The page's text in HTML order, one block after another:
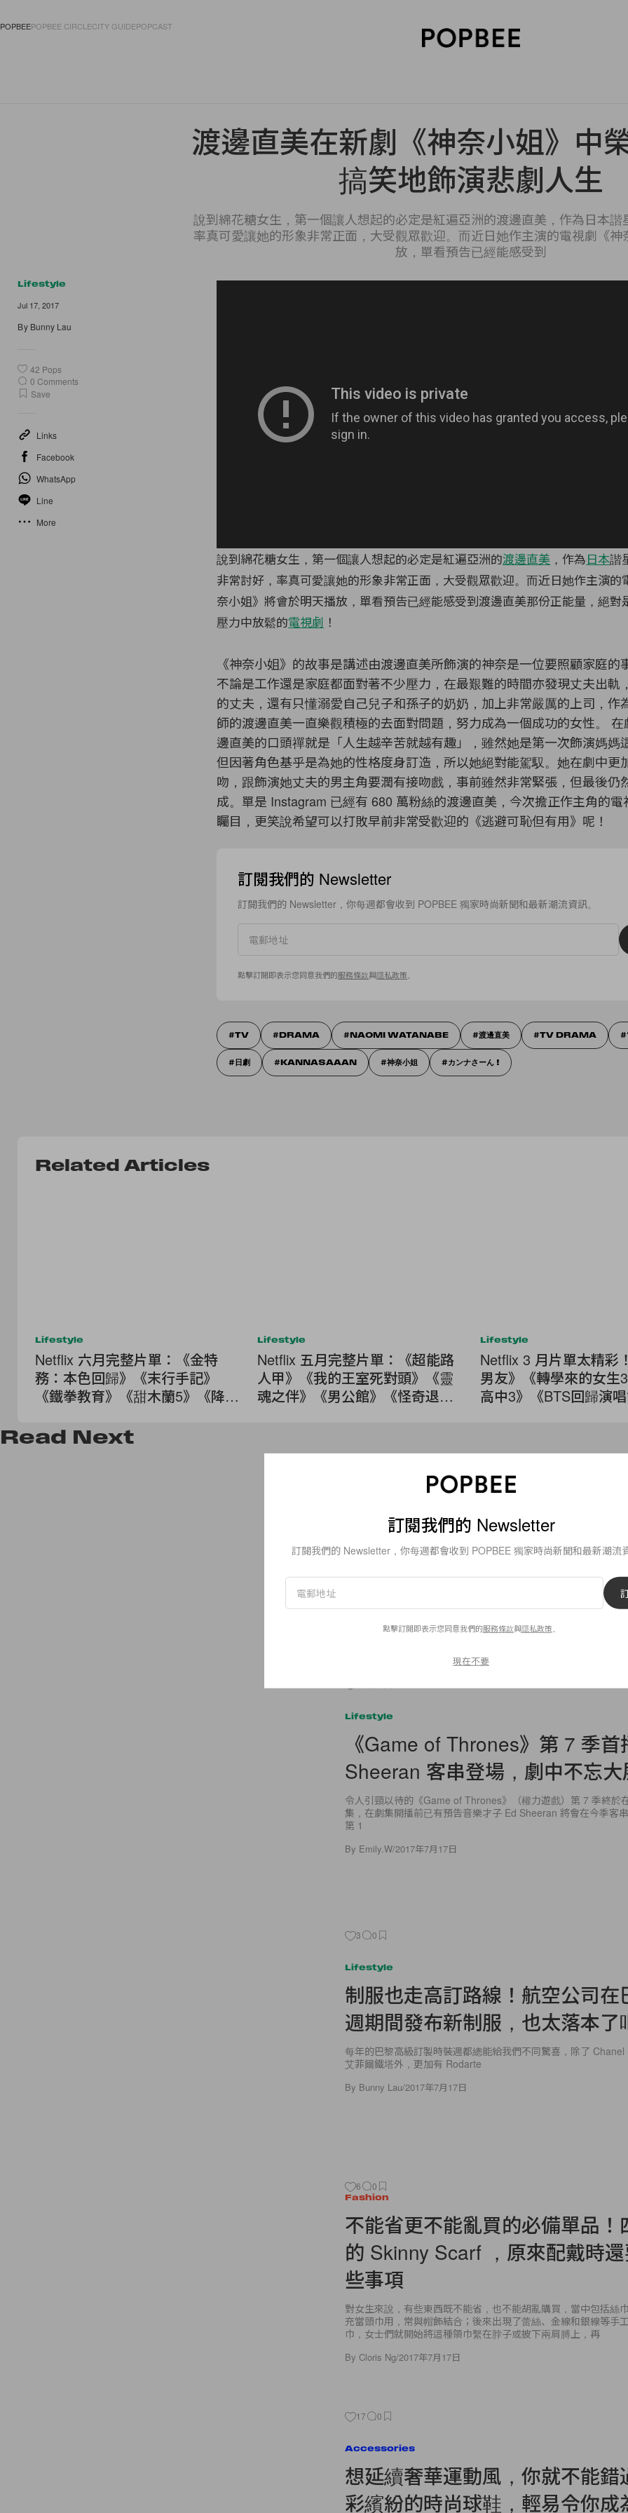
POPBEEPOPBEE CIRCLECITY GUIDEPOPCAST
渡邊直美在新劇《神奈小姐》中
搞笑地飾演悲劇人生
說到綿花糖女生，第一個讓人想起的必定是紅遍亞洲的渡邊直美，作為日本
率真可愛讓她的形象非常正面，大受觀眾歡迎。而近日她作主演的電視劇《
放，單看預告已經能感受到
Lifestyle
Jul 17, 2017
By Bunny Lau
42 Pops
0 Comments
Save
Links
Facebook
WhatsApp
Line
More
說到綿花糖女生，第一個讓人想起的必定是紅遍亞洲的渡邊直美 ，作為日本諧
非常討好，率真可愛讓她的形象非常正面，大受觀眾歡迎。而近日她作主演的
奈小姐》將會於明天播放，單看預告已經能感受到渡邊直美那份正能量，絕對
壓力中放鬆的電視劇 ！
《神奈小姐》的故事是講述由渡邊直美所飾演的神奈是一位要照顧家庭的
不論是工作還是家庭都面對著不少壓力，在最艱難的時間亦發現丈夫出軌
的丈夫，還有只懂溺愛自己兒子和孫子的奶奶，加上非常嚴厲的上司，作
師的渡邊直美一直樂觀積極的去面對問題，努力成為一個成功的女性。
在
邊直美的口頭禪就是「人生越辛苦就越有趣」，雖然她是第一次飾演媽媽
但因著角色基乎是為她的性格度身訂造，所以她絕對能駕馭。她在劇中更
吻，跟飾演她丈夫的男主角要潤有接吻戲，事前雖然非常緊張，但最後仍
成。單是 Instagram 已經有 680 萬粉絲的渡邊直美，今次擔正作主角的電
矚目，更笑說希望可以打敗早前非常受歡迎的《逃避可恥但有用》呢！
訂閱我們的 Newsletter
訂閱我們的 Newsletter，你每週都會收到 POPBEE 獨家時尚新聞和最新潮流資訊。
點擊訂閱即表示您同意我們的服務條款與隱私政策。
TV DRAMA NAOMI WATANABE 渡邊直美 TV DRAMA
日劇 KANNASAAAN 神奈小姐 カンナさーん !
Related Articles
Lifestyle
Netflix 六月完整片單：《金特
務：本色回歸》《末行手記》
《鐵拳教育》《甜木蘭5》《降世
Lifestyle
Netflix 五月完整片單：《超能路
人甲》《我的王室死對頭》《靈
魂之伴》《男公館》《怪奇退休
Lifestyle
Netflix 3 月片單太精彩
男友》《轉學來的女生
高中3》《BTS回歸演
Read Next
#發現 Instagram：簡約的設計
細節感：這個小眾品牌成了紐
新寵！
多得 Instagram，讓時裝迷可以發掘到不少時尚又負擔得起的小
紐約的時尚女生特別鐘愛 Ajaie Alaie，令這小眾品牌在
Audrey Tsang/2017年7月17日
Lifestyle
《Game of Thrones》第 7 季
Sheeran 客串登場，劇中不忘
令人引頸以待的《Game of Thrones》（權力遊戲）第 7 季終於
集，在劇集開播前已有預告音樂才子 Ed Sheeran 將會在今季客
第 1
By Emily.W/2017年7月17日
3 0
Lifestyle
制服也走高訂路線！航空公司在
週期間發布新制服，也太落本了
每年的巴黎高級訂製時裝週都總能給我們不同驚喜，除了
艾菲爾鐵塔外，更加有 Rodarte
By Bunny Lau/2017年7月17日
6 0
Fashion
不能省更不能亂買的必備單品！
的 Skinny Scarf ，原來配戴時
些事項
對女生來說，有些東西既不能省，也不能胡亂購買，當中包括絲
充當頭巾用，常與帽飾結合；後來出現了蕾絲、金線和銀線等手
巾，女士們就開始將這種領巾繫在脖子或披下兩肩膊上，再
By Cloris Ng/2017年7月17日
17 0
Accessories
想延續奢華運動風，你就不能錯
彩繽紛的時尚球鞋，輕易令你成
訂閱我們的 Newsletter
訂閱我們的 Newsletter，你每週都會收到 POPBEE 獨家時尚新聞和最新潮流
點擊訂閱即表示您同意我們的服務條款與隱私政策
現在不要